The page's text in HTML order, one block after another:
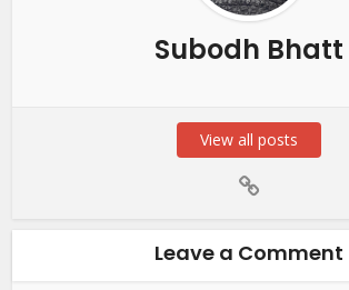
Subodh Bhatt
View all posts
Leave a Comment